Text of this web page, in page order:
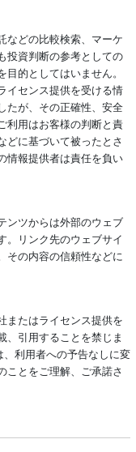
などの比較検索、マーケ
投資判断の参考としての
的としてはいません。
イセンス提供を受ける情
たが、その正確性、安全
利用はお客様の判断と責
どに基づいて被ったとさ
情報提供者は責任を負い
ンツからは外部のウェブ
。リンク先のウェブサイ
その内容の信頼性などに
またはライセンス提供を
、引用することを禁じま
利用者への予告なしに変
ことをご理解、ご承諾さ